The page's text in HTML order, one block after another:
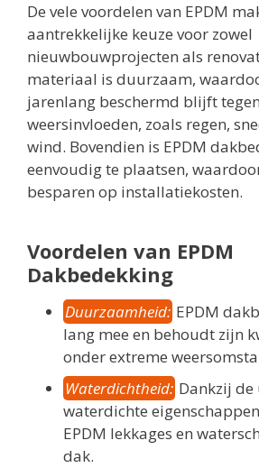
De vele voordelen van EPDM
aantrekkelijke keuze voor zowel
nieuwbouwprojecten als
materiaal is duurzaam,
jarenlang beschermd blijft tegen
weersinvloeden, zoals regen,
wind. Bovendien is EPDM
eenvoudig te plaatsen,
besparen op installatiekosten.
Voordelen van EPDM
Dakbedekking
Duurzaamheid: EPDM
lang mee en behoudt zijn
onder extreme
Waterdichtheid: Dankzij
waterdichte
EPDM lekkages en
dak.